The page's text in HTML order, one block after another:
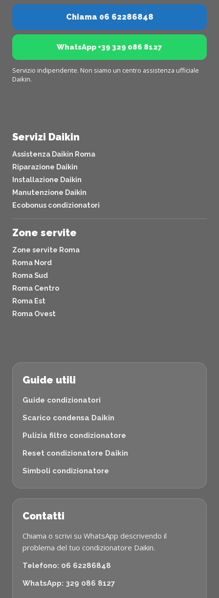
Chiama 06 62286848
WhatsApp +39 329 086 8127
Servizio indipendente. Non siamo un centro assistenza ufficiale
Daikin.
Servizi Daikin
Assistenza Daikin Roma
Riparazione Daikin
Installazione Daikin
Manutenzione Daikin
Ecobonus condizionatori
Zone servite
Zone servite Roma
Roma Nord
Roma Sud
Roma Centro
Roma Est
Roma Ovest
Guide utili
Guide condizionatori
Scarico condensa Daikin
Pulizia filtro condizionatore
Reset condizionatore Daikin
Simboli condizionatore
Contatti
Chiama o scrivi su WhatsApp descrivendo il
problema del tuo condizionatore Daikin.
Telefono: 06 62286848
WhatsApp: 329 086 8127